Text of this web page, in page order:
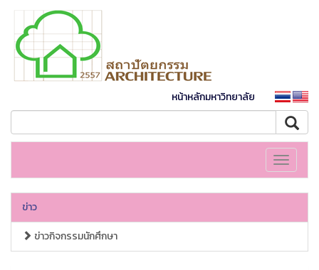
หน้าหลักมหาวิทยาลัย
Toggle
ข่าว
ข่าวกิจกรรมนักศึกษา